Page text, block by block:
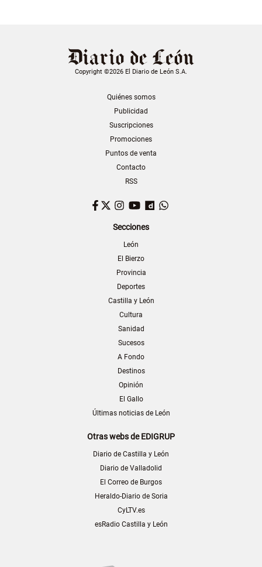
Copyright ©2026 El Diario de León S.A.
Quiénes somos
Publicidad
Suscripciones
Promociones
Puntos de venta
Contacto
RSS
Facebook
TwitterInstagram
YouTubeDailymotion
Secciones
León
El Bierzo
Provincia
Deportes
Castilla y León
Cultura
Sanidad
Sucesos
A Fondo
Destinos
Opinión
El Gallo
Últimas noticias de León
Otras webs de EDIGRUP
Diario de Castilla y León
Diario de Valladolid
El Correo de Burgos
Heraldo-Diario de Soria
CyLTV.es
esRadio Castilla y León